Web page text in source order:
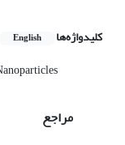
کلیدواژه‌ها English
مراجع